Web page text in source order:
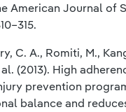
American Journal of
C. A., Romiti, M.,
(2013). High
prevention
balance and